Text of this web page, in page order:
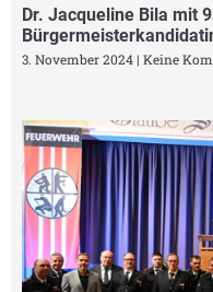
Dr. Jacqueline Bila mit
3. November 2024 Keine